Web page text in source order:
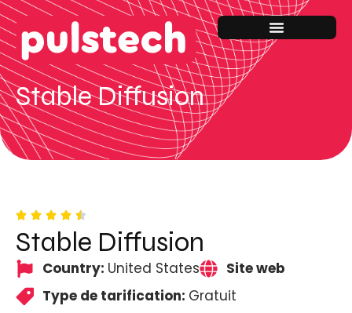
Stable Diffusion
Stable Diffusion
Country: United States
Site web
Type de tarification: Gratuit